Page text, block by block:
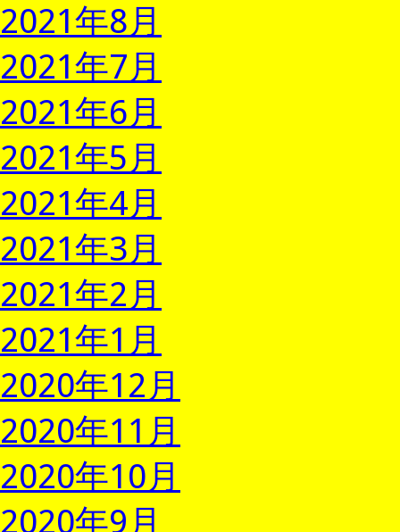
2021年8月
2021年7月
2021年6月
2021年5月
2021年4月
2021年3月
2021年2月
2021年1月
2020年12月
2020年11月
2020年10月
2020年9月